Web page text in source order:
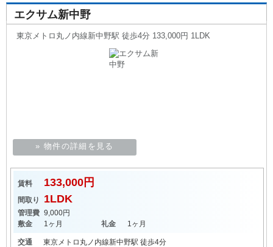
エクサム新中野
東京メトロ丸ノ内線新中野駅 徒歩4分 133,000円 1LDK
» 物件の詳細を見る
賃料 133,000円
間取り 1LDK
管理費 9,000円
敷金
1ヶ月 礼金 1ヶ月
交通 東京メトロ丸ノ内線新中野駅 徒歩4分